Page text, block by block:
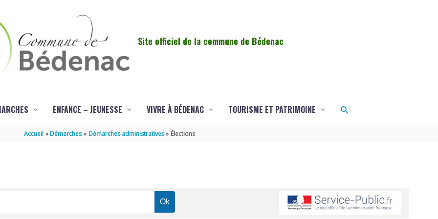
Site officiel de la commune de Bédenac
ENFANCE – JEUNESSE VIVRE À BÉDENAC TOURISME ET PATRIMOINE Rechercher
Accueil Démarches Démarches administratives Élections